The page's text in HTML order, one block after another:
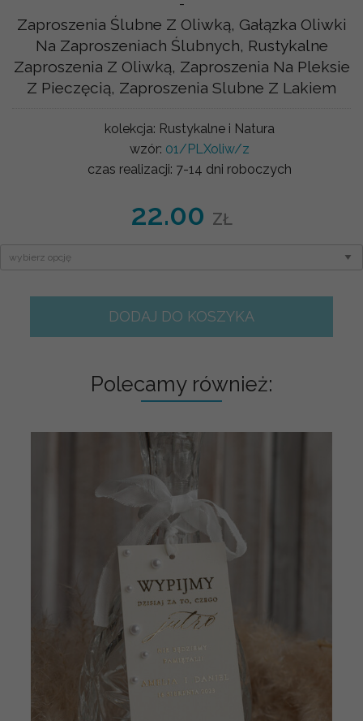
-
Zaproszenia Ślubne Z Oliwką, Gałązka Oliwki
Na Zaproszeniach Ślubnych, Rustykalne
Zaproszenia Z Oliwką, Zaproszenia Na Pleksie
Z Pieczęcią, Zaproszenia Slubne Z Lakiem
kolekcja: Rustykalne i Natura
wzór: 01/PLXoliw/z
czas realizacji: 7-14 dni roboczych
22.00 ZŁ
DODAJ DO KOSZYKA
Polecamy również: